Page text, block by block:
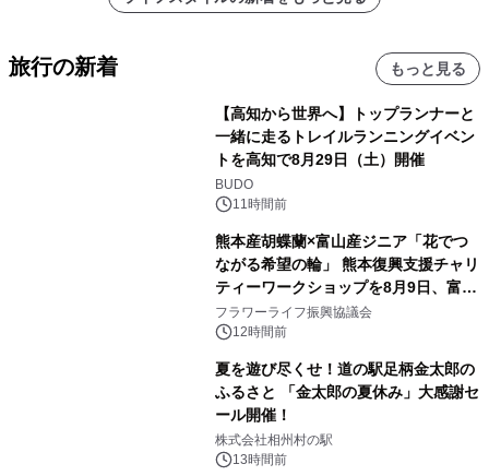
旅行の新着 もっと見る
【高知から世界へ】トップランナーと
一緒に走るトレイルランニングイベン
トを高知で8月29日（土）開催
BUDO
11時間前
熊本産胡蝶蘭×富山産ジニア「花でつ
ながる希望の輪」 熊本復興支援チャリ
ティーワークショップを8月9日、富
山・射水で開催
フラワーライフ振興協議会
12時間前
夏を遊び尽くせ！道の駅足柄金太郎の
ふるさと 「金太郎の夏休み」大感謝セ
ール開催！
株式会社相州村の駅
13時間前